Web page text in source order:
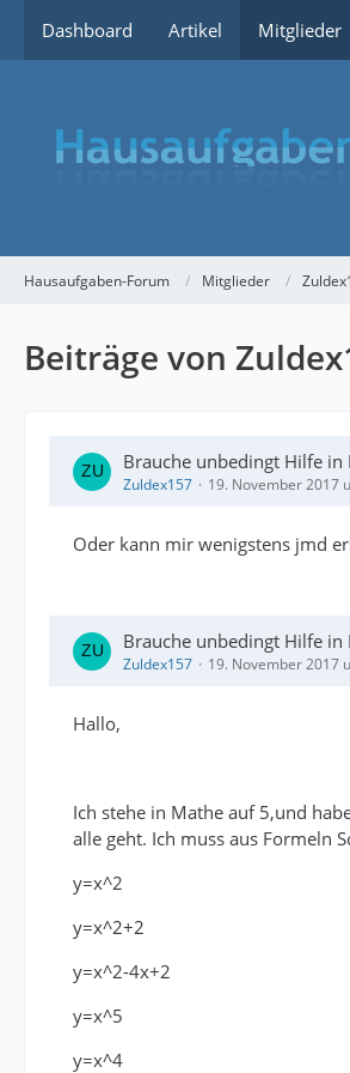
Dashboard Artikel Mitglieder
Hausaufgaben-Forum Mitglieder
Beiträge von
Brauche unbedingt Hilfe in
Zuldex157 19. November 2017
Oder kann mir wenigstens jmd
Brauche unbedingt Hilfe in
Zuldex157 19. November 2017
Hallo,
Ich stehe in Mathe auf 5,und
alle geht. Ich muss aus Formeln
y=x^2
y=x^2+2
y=x^2-4x+2
y=x^5
y=x^4